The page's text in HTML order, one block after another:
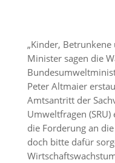
„Kinder,
Minister sagen die
Peter Altmaier
Amtsantritt der
Umweltfragen
die Forderung an
doch bitte dafür